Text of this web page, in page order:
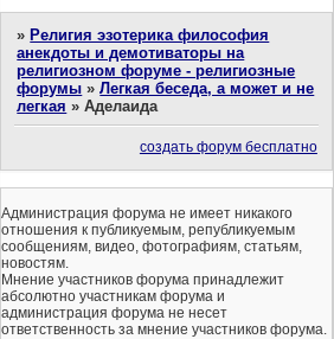
» Религия эзотерика философия
анекдоты и демотиваторы на
религиозном форуме - религиозные
форумы »Легкая беседа, а может и не
легкая »Аделаида
создать форум бесплатно
Администрация форума не имеет никакого
отношения к публикуемым, републикуемым
сообщениям, видео, фотографиям, статьям,
новостям.
Мнение участников форума принадлежит
абсолютно участникам форума и
администрация форума не несет
ответственность за мнение участников форума.